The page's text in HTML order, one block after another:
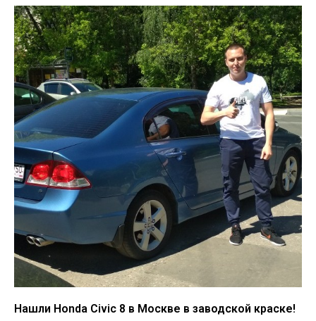
Нашли Honda Civic 8 в Москве в заводской краске!